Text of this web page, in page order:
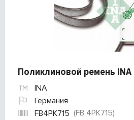
Поликлиновой ремень INA
INA
Германия
FB4PK715 (FB 4PK715)